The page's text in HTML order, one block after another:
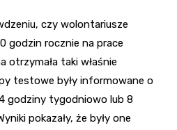
czy wolontariusze
godzin rocznie na prace
otrzymała taki właśnie
testowe były informowane o
godziny tygodniowo lub 8
pokazały, że były one